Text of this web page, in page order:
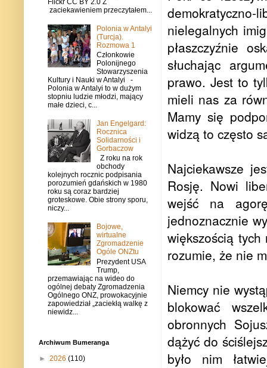
demokratyczno-
nielegalnych
płaszczyźnie
słuchając
prawo. Jest to
mieli nas za
Mamy się
widzą to często
Najciekawsze
Rosję. Nowi
wejść na
jednoznacznie
większością tych
rozumie, że nie
Niemcy nie
blokować
obronnych
dążyć do
było nim
Flickr CC BY 2.0 Z
zaciekawieniem przeczytałem...
Polonia w Antalyi
(Turcja).
Rozmowa 1
Członkowie
Polonijnego
Stowarzyszenia
Kultury i Nauki w Antalyi -
Polonia w Antalyi to w dużym
stopniu ludzie młodzi, mający
małe dzieci, c...
Jan Engelgard:
Rocznica
Solidarności i
Gorbaczow
Z roku na rok
obchody
kolejnych rocznic podpisania
porozumień gdańskich w 1980
roku są coraz bardziej
groteskowe. Obie strony sporu,
niczy...
Bojowe,
wirtualne
Zgromadzenie
Ogóle ONZtu
Prezydent USA
Trump,
przemawiając na wideo do
ogólnej debaty Zgromadzenia
Ogólnego ONZ, prowokacyjnie
zapowiedział „zaciekłą walkę z
niewidz...
Archiwum Bumeranga
► 2026 (110)